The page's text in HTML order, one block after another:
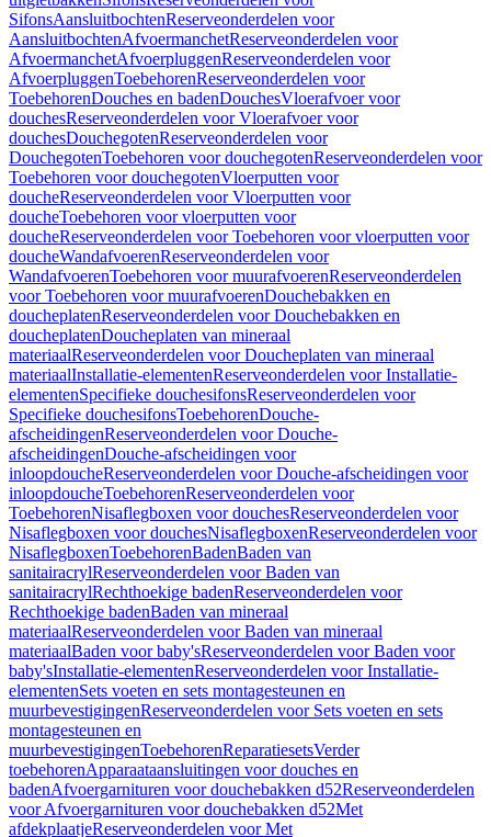
SifonsAansluitbochtenReserveonderdelen voor
AansluitbochtenAfvoermanchetReserveonderdelen voor
AfvoermanchetAfvoerpluggenReserveonderdelen voor
AfvoerpluggenToebehorenReserveonderdelen voor
ToebehorenDouches en badenDouchesVloerafvoer voor
douchesReserveonderdelen voor Vloerafvoer voor
douchesDouchegotenReserveonderdelen voor
DouchegotenToebehoren voor douchegotenReserveonderdelen voor
Toebehoren voor douchegotenVloerputten voor
doucheReserveonderdelen voor Vloerputten voor
doucheToebehoren voor vloerputten voor
doucheReserveonderdelen voor Toebehoren voor vloerputten voor
doucheWandafvoerenReserveonderdelen voor
WandafvoerenToebehoren voor muurafvoerenReserveonderdelen
voor Toebehoren voor muurafvoerenDouchebakken en
doucheplatenReserveonderdelen voor Douchebakken en
doucheplatenDoucheplaten van mineraal
materiaalReserveonderdelen voor Doucheplaten van mineraal
materiaalInstallatie-elementenReserveonderdelen voor Installatie-
elementenSpecifieke douchesifonsReserveonderdelen voor
Specifieke douchesifonsToebehorenDouche-
afscheidingenReserveonderdelen voor Douche-
afscheidingenDouche-afscheidingen voor
inloopdoucheReserveonderdelen voor Douche-afscheidingen voor
inloopdoucheToebehorenReserveonderdelen voor
ToebehorenNisaflegboxen voor douchesReserveonderdelen voor
Nisaflegboxen voor douchesNisaflegboxenReserveonderdelen voor
NisaflegboxenToebehorenBadenBaden van
sanitairacrylReserveonderdelen voor Baden van
sanitairacrylRechthoekige badenReserveonderdelen voor
Rechthoekige badenBaden van mineraal
materiaalReserveonderdelen voor Baden van mineraal
materiaalBaden voor baby'sReserveonderdelen voor Baden voor
baby'sInstallatie-elementenReserveonderdelen voor Installatie-
elementenSets voeten en sets montagesteunen en
muurbevestigingenReserveonderdelen voor Sets voeten en sets
montagesteunen en
muurbevestigingenToebehorenReparatiesetsVerder
toebehorenApparaataansluitingen voor douches en
badenAfvoergarnituren voor douchebakken d52Reserveonderdelen
voor Afvoergarnituren voor douchebakken d52Met
afdekplaatjeReserveonderdelen voor Met